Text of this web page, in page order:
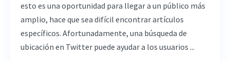
esto es una oportunidad para llegar a un público más
amplio, hace que sea difícil encontrar artículos
específicos. Afortunadamente, una búsqueda de
ubicación en Twitter puede ayudar a los usuarios ...